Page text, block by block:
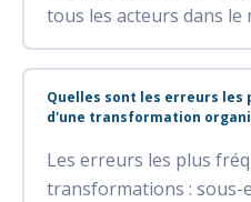
tous les acteurs dans le
Quelles sont les erreurs les
d'une transformation
Les erreurs les plus
transformations : sous-